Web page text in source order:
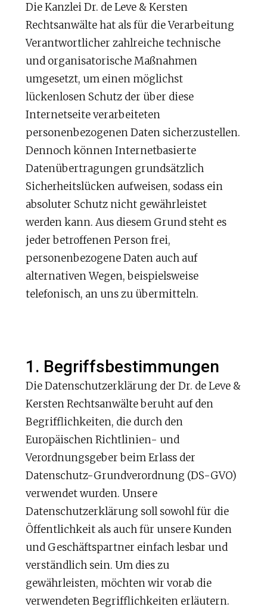
Die Kanzlei Dr. de Leve & Kersten
Rechtsanwälte hat als für die Verarbeitung
Verantwortlicher zahlreiche technische
und organisatorische Maßnahmen
umgesetzt, um einen möglichst
lückenlosen Schutz der über diese
Internetseite verarbeiteten
personenbezogenen Daten sicherzustellen.
Dennoch können Internetbasierte
Datenübertragungen grundsätzlich
Sicherheitslücken aufweisen, sodass ein
absoluter Schutz nicht gewährleistet
werden kann. Aus diesem Grund steht es
jeder betroffenen Person frei,
personenbezogene Daten auch auf
alternativen Wegen, beispielsweise
telefonisch, an uns zu übermitteln.
1. Begriffsbestimmungen
Die Datenschutzerklärung der Dr. de Leve &
Kersten Rechtsanwälte beruht auf den
Begrifflichkeiten, die durch den
Europäischen Richtlinien- und
Verordnungsgeber beim Erlass der
Datenschutz-Grundverordnung (DS-GVO)
verwendet wurden. Unsere
Datenschutzerklärung soll sowohl für die
Öffentlichkeit als auch für unsere Kunden
und Geschäftspartner einfach lesbar und
verständlich sein. Um dies zu
gewährleisten, möchten wir vorab die
verwendeten Begrifflichkeiten erläutern.